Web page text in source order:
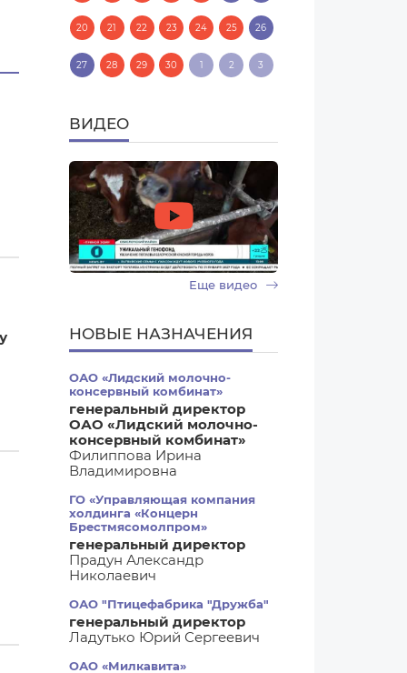
20 21 22 23 24 25 26
27 28 29 30 1 2 3
ВИДЕО
Еще видео
НОВЫЕ НАЗНАЧЕНИЯ
ОАО «Лидский молочно-
консервный комбинат»
генеральный директор
ОАО «Лидский молочно-
консервный комбинат»
Филиппова Ирина
Владимировна
ГО «Управляющая компания
холдинга «Концерн
Брестмясомолпром»
генеральный директор
Прадун Александр
Николаевич
ОАО "Птицефабрика "Дружба"
генеральный директор
Ладутько Юрий Сергеевич
ОАО «Милкавита»